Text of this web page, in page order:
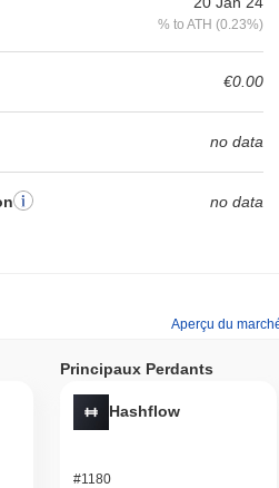
% to ATH (0.23%)
€0.00
no data
no data
Aperçu du
(ETH)
Principaux Perdants
Hashflow
#1180